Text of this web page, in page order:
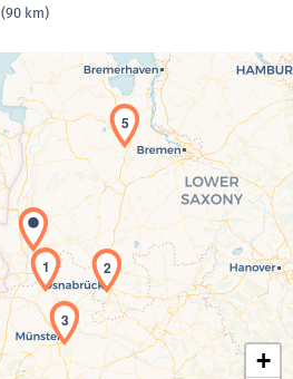
(90 km)
Laden der Karte...
1 2
3
5
+